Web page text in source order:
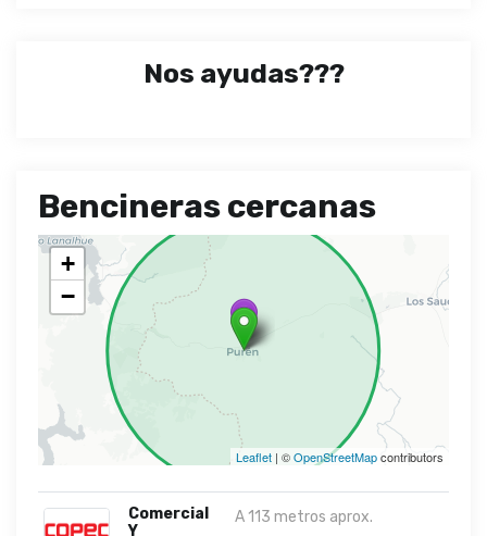
Nos ayudas???
Bencineras cercanas
+
−
Leaflet | ©OpenStreetMapcontributors
Comercial
Y
A 113 metros aprox.